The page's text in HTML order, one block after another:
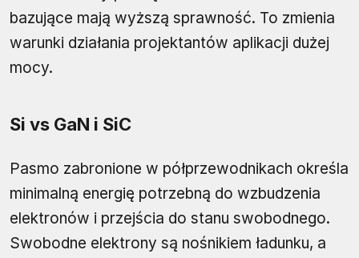
bazujące mają wyższą sprawność. To zmienia
warunki działania projektantów aplikacji dużej
mocy.
Si vs GaN i SiC
Pasmo zabronione w półprzewodnikach określa
minimalną energię potrzebną do wzbudzenia
elektronów i przejścia do stanu swobodnego.
Swobodne elektrony są nośnikiem ładunku, a